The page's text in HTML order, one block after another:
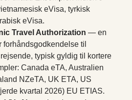
eVisa, tyrkisk
eVisa.
Travel Authorization — en
forhåndsgodkendelse til
typisk gyldig til kortere
Canada eTA, Australien
NZeTA, UK ETA, US
kvartal 2026) EU ETIAS.